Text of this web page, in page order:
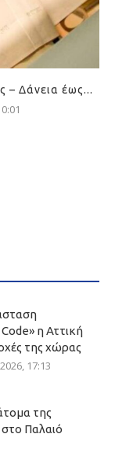
– Δάνεια έως...
η Αττική
της χώρας
17:13
της
Παλαιό